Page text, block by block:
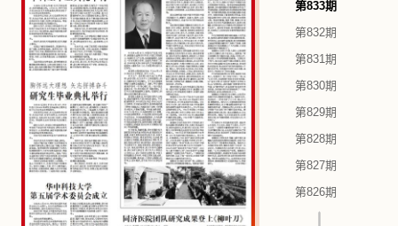
第833期
第832期
第831期
第830期
第829期
第828期
第827期
第826期